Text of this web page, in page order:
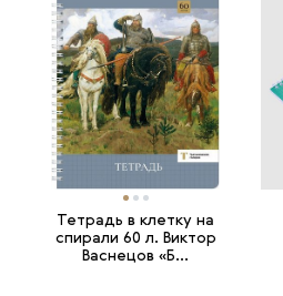
Тетрадь в клетку на
спирали 60 л. Виктор
Васнецов «Б...